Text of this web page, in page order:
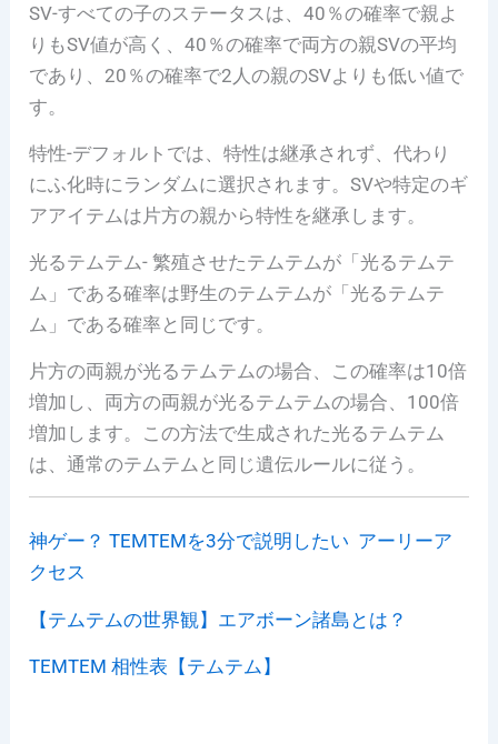
SV-すべての子のステータスは、40％の確率で親よ
りもSV値が高く、40％の確率で両方の親SVの平均
であり、20％の確率で2人の親のSVよりも低い値で
す。
特性-デフォルトでは、特性は継承されず、代わり
にふ化時にランダムに選択されます。SVや特定のギ
アアイテムは片方の親から特性を継承します。
光るテムテム- 繁殖させたテムテムが「光るテムテ
ム」である確率は野生のテムテムが「光るテムテ
ム」である確率と同じです。
片方の両親が光るテムテムの場合、この確率は10倍
増加し、両方の両親が光るテムテムの場合、100倍
増加します。この方法で生成された光るテムテム
は、通常のテムテムと同じ遺伝ルールに従う。
神ゲー？ TEMTEMを3分で説明したい アーリーア
クセス
【テムテムの世界観】エアボーン諸島とは？
TEMTEM 相性表【テムテム】